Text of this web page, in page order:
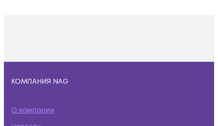
КОМПАНИЯ NAG
О компании